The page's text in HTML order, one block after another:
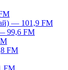
— 101,9 FM
99,6 FM
FM
FM